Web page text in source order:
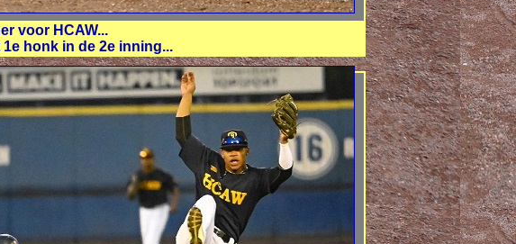
voor HCAW...
honk in de 2e inning...